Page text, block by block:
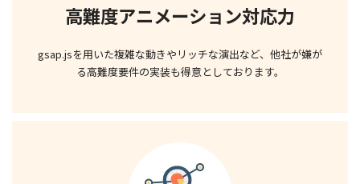
高難度アニメーション対応力
gsap.jsを用いた複雑な動きや リッチな演出など、 他社が嫌が
る高難度要件の実装も得意としております。